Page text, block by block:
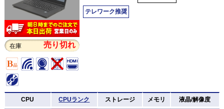
在庫 売り切れ
テレワーク推奨
CPU CPUランク ストレージ メモリ 液晶/解像度